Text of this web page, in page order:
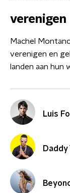
verenigen
Machel
verenigen en
landen aan hun
Luis
Daddy